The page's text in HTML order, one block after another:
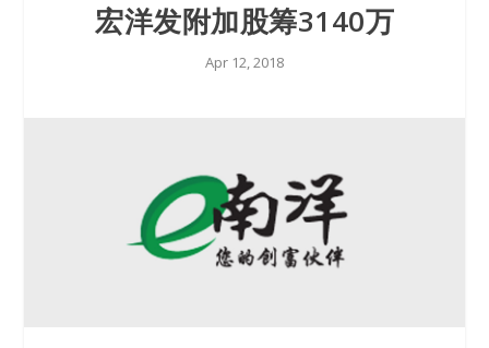
宏洋发附加股筹3140万
Apr 12, 2018